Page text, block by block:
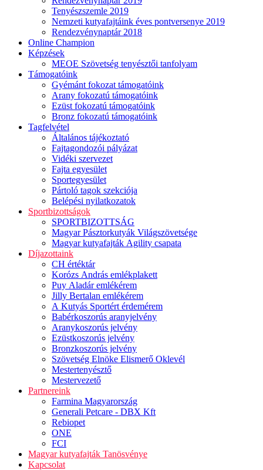
Tenyészszemle 2019
Nemzeti kutyafajtáink éves pontversenye 2019
Rendezvénynaptár 2018
Online Champion
Képzések
MEOE Szövetség tenyésztői tanfolyam
Támogatóink
Gyémánt fokozat támogatóink
Arany fokozatú támogatóink
Ezüst fokozatú támogatóink
Bronz fokozatú támogatóink
Tagfelvétel
Általános tájékoztató
Fajtagondozói pályázat
Vidéki szervezet
Fajta egyesület
Sportegyesület
Pártoló tagok szekciója
Belépési nyilatkozatok
Sportbizottságok
SPORTBIZOTTSÁG
Magyar Pásztorkutyák Világszövetsége
Magyar kutyafajták Agility csapata
Díjazottaink
CH értéktár
Korózs András emlékplakett
Puy Aladár emlékérem
Jilly Bertalan emlékérem
A Kutyás Sportért érdemérem
Babérkoszorús aranyjelvény
Aranykoszorús jelvény
Ezüstkoszorús jelvény
Bronzkoszorús jelvény
Szövetség Elnöke Elismerő Oklevél
Mestertenyésztő
Mestervezető
Partnereink
Farmina Magyarország
Generali Petcare - DBX Kft
Rebiopet
ONE
FCI
Magyar kutyafajták Tanösvénye
Kapcsolat